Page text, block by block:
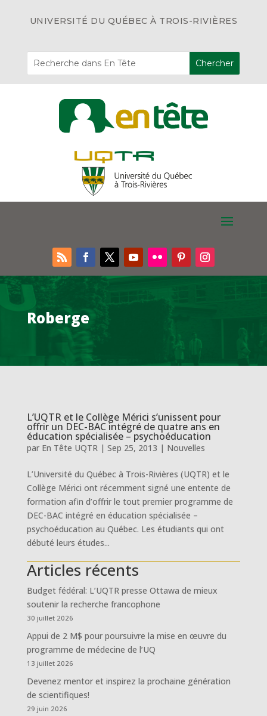
UNIVERSITÉ DU QUÉBEC À TROIS-RIVIÈRES
Roberge
L’UQTR et le Collège Mérici s’unissent pour
offrir un DEC-BAC intégré de quatre ans en
éducation spécialisée – psychoéducation
par En Tête UQTR| Sep 25, 2013 | Nouvelles
L’Université du Québec à Trois-Rivières (UQTR) et le
Collège Mérici ont récemment signé une entente de
formation afin d’offrir le tout premier programme de
DEC-BAC intégré en éducation spécialisée –
psychoéducation au Québec. Les étudiants qui ont
débuté leurs études...
Articles récents
Budget fédéral: L’UQTR presse Ottawa de mieux
soutenir la recherche francophone
30 juillet 2026
Appui de 2 M$ pour poursuivre la mise en œuvre du
programme de médecine de l’UQ
13 juillet 2026
Devenez mentor et inspirez la prochaine génération
de scientifiques!
29 juin 2026